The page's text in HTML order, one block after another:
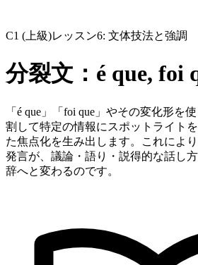
C1 (上級)レッスン6: 文体技法と強調
分裂文：é que, foi
「é que」「foi que」やその変化形を
割して特定の情報にスポットライト
た焦点化を生み出します。これによ
発言が、議論・語り・説得的な話し
辞へと変わるのです。